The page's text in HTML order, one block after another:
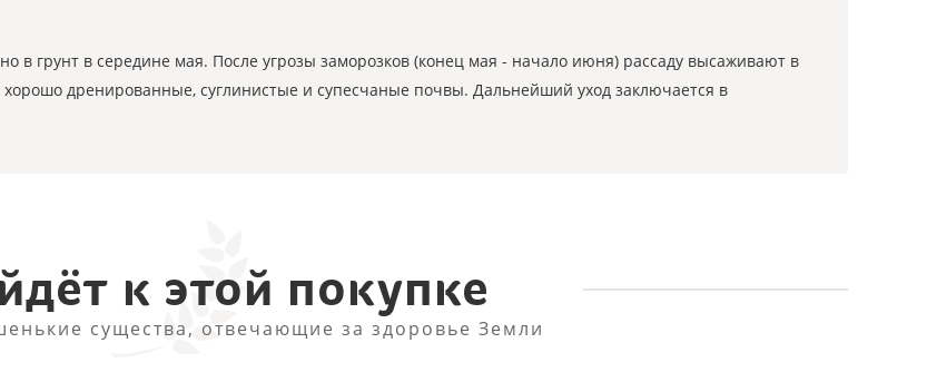
в грунт в середине мая. После угрозы заморозков (конец мая - начало июня) рассаду высаживают в
дренированные, суглинистые и супесчаные почвы. Дальнейший уход заключается в
к этой покупке
существа, отвечающие за здоровье Земли